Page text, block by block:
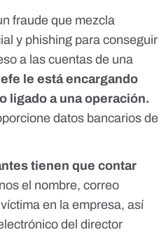
fraude que mezcla
y phishing para conseguir
a las cuentas de una
le está encargando
ligado a una operación.
datos bancarios de
tienen que contar
el nombre, correo
en la empresa, así
del director